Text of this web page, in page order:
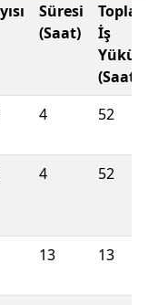
Süresi
(Saat)
Toplam
İş
Yükü
(Saat)
4 52
4 52
13 13